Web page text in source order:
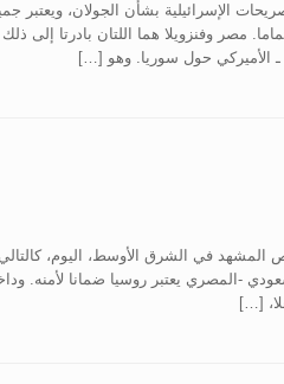
الإسرائيلية بشأن الجولان، ويعتبر
مصر وفنزويلا هما اللتان بادرتا إلى
الأميركي حول سوريا. وهو […]
يفجيني كلاوير (المصدر، 23 نيسان 2016) يلخّص المشهد في الشرق
-المصري يعتبر روسيا ضمانا لأمنه.
[…]